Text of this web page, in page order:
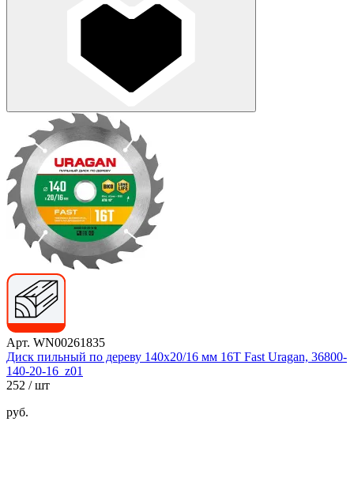
Арт. WN00261835
Диск пильный по дереву 140х20/16 мм 16Т Fast Uragan, 36800-
140-20-16_z01
252 / шт
руб.